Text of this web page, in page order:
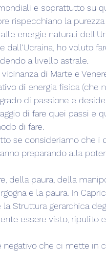
e soprattutto su
rispecchiano la
energie naturali
ho voluto
a livello astrale.
di Marte e
di energia fisica (che
di passione e
di fare quei passi e
di fare.
se consideriamo che i
preparando alla
della paura, della
e la paura. In
Struttura gerarchica
essere visto, ripulito
che ci mette in